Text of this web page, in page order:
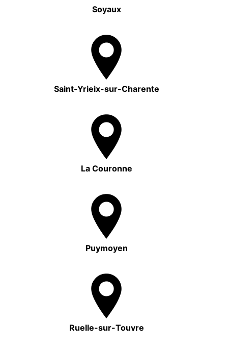
Soyaux
Saint-Yrieix-sur-Charente
La Couronne
Puymoyen
Ruelle-sur-Touvre